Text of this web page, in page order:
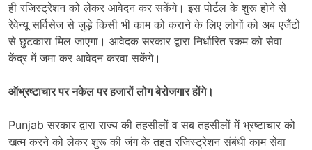
ही रजिस्ट्रेशन को लेकर आवेदन कर सकेंगे। इस पोर्टल के शुरू होने से
रेवेन्यू सर्विसेज से जुड़े किसी भी काम को कराने के लिए लोगों को अब एजैंटों
से छुटकारा मिल जाएगा। आवेदक सरकार द्वारा निर्धारित रकम को सेवा
केंद्र में जमा कर आवेदन करवा सकेंगे।
ऑभ्रष्टाचार पर नकेल पर हजारों लोग बेरोजगार होंगे।
Punjab सरकार द्वारा राज्य की तहसीलों व सब तहसीलों में भ्रष्टाचार को
खत्म करने को लेकर शुरू की जंग के तहत रजिस्ट्रेशन संबंधी काम सेवा